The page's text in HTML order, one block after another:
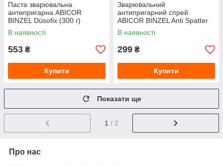
Паста зварювальна
антипригарна ABICOR
BINZEL Düsofix (300 г)
В наявності
553 ₴
Купити
Зварювальний
антипригарний спрей
ABICOR BINZEL Anti Spatter
(EP-0012) 400 мл
В наявності
299 ₴
Купити
Показати ще
1 / 2
Про нас